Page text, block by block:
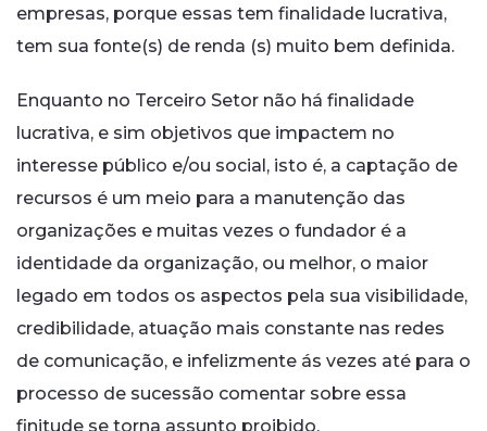
empresas, porque essas tem finalidade lucrativa,
tem sua fonte(s) de renda (s) muito bem definida.
Enquanto no Terceiro Setor não há finalidade
lucrativa, e sim objetivos que impactem no
interesse público e/ou social, isto é, a captação de
recursos é um meio para a manutenção das
organizações e muitas vezes o fundador é a
identidade da organização, ou melhor, o maior
legado em todos os aspectos pela sua visibilidade,
credibilidade, atuação mais constante nas redes
de comunicação, e infelizmente ás vezes até para o
processo de sucessão comentar sobre essa
finitude se torna assunto proibido.